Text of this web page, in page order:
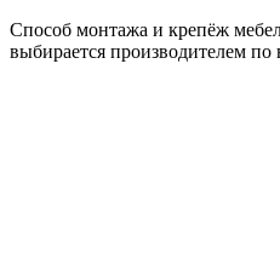
Способ монтажа и крепёж
выбирается производителем